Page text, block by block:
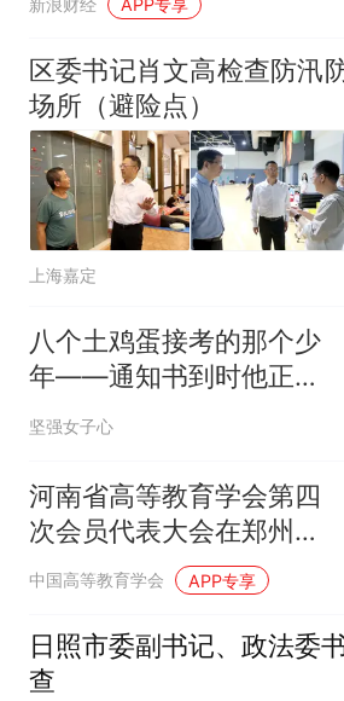
APP专享
区委书记肖文高检查防汛
场所（避险点）
上海嘉定
八个土鸡蛋接考的那个少
年——通知书到时他正站
在讲台上
坚强女子心
河南省高等教育学会第四
次会员代表大会在郑州召
开
中国高等教育学会 APP专享
日照市委副书记、政法委
查